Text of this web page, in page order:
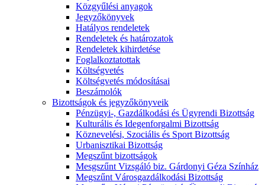
Közgyűlési anyagok
Jegyzőkönyvek
Hatályos rendeletek
Rendeletek és határozatok
Rendeletek kihirdetése
Foglalkoztatottak
Költségvetés
Költségvetés módosításai
Beszámolók
Bizottságok és jegyzőkönyveik
Pénzügyi-, Gazdálkodási és Ügyrendi Bizottság
Kulturális és Idegenforgalmi Bizottság
Köznevelési, Szociális és Sport Bizottság
Urbanisztikai Bizottság
Megszűnt bizottságok
Mesgszűnt Vizsgáló biz. Gárdonyi Géza Színház
Megszűnt Városgazdálkodási Bizottság